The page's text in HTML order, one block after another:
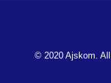
© 2020 Ajskom.